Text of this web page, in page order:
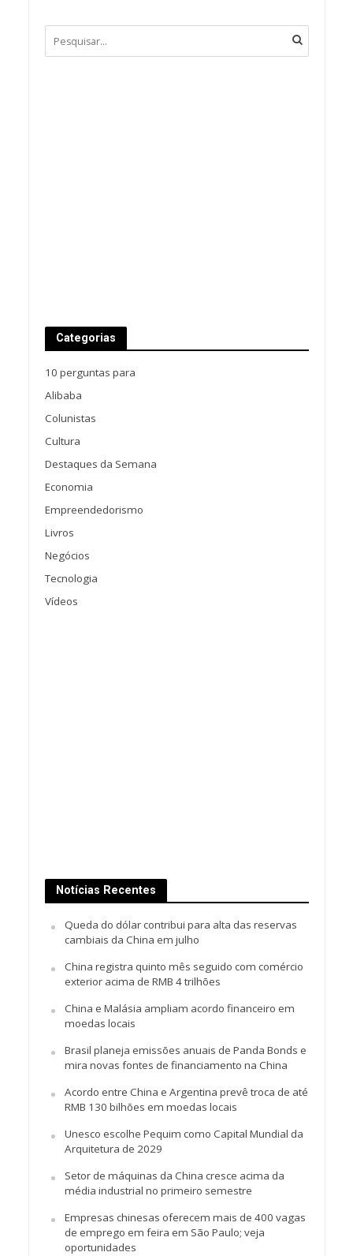
Categorias
10 perguntas para
Alibaba
Colunistas
Cultura
Destaques da Semana
Economia
Empreendedorismo
Livros
Negócios
Tecnologia
Vídeos
Notícias Recentes
Queda do dólar contribui para alta das reservas
cambiais da China em julho
China registra quinto mês seguido com comércio
exterior acima de RMB 4 trilhões
China e Malásia ampliam acordo financeiro em
moedas locais
Brasil planeja emissões anuais de Panda Bonds e
mira novas fontes de financiamento na China
Acordo entre China e Argentina prevê troca de até
RMB 130 bilhões em moedas locais
Unesco escolhe Pequim como Capital Mundial da
Arquitetura de 2029
Setor de máquinas da China cresce acima da
média industrial no primeiro semestre
Empresas chinesas oferecem mais de 400 vagas
de emprego em feira em São Paulo; veja
oportunidades